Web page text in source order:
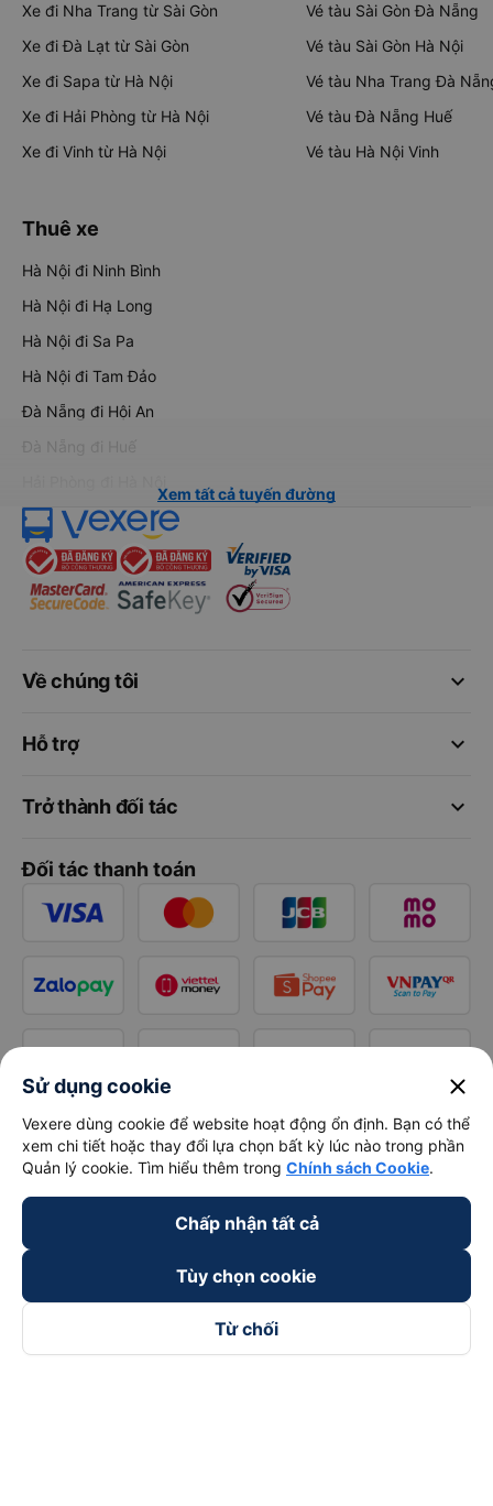
Xe đi Nha Trang từ Sài Gòn
Xe đi Đà Lạt từ Sài Gòn
Xe đi Sapa từ Hà Nội
Xe đi Hải Phòng từ Hà Nội
Xe đi Vinh từ Hà Nội
Vé tàu Sài Gòn Đà Nẵng
Vé tàu Sài Gòn Hà Nội
Vé tàu Nha Trang Đà
Vé tàu Đà Nẵng Huế
Vé tàu Hà Nội Vinh
Thuê xe
Hà Nội đi Ninh Bình
Hà Nội đi Hạ Long
Hà Nội đi Sa Pa
Hà Nội đi Tam Đảo
Đà Nẵng đi Hội An
Đà Nẵng đi Huế
Xem tất cả tuyến đường
keyboard_arrow_down
Về chúng tôi
keyboard_arrow_down
Hỗ trợ
keyboard_arrow_down
Trở thành đối tác
Đối tác thanh toán
Sử dụng cookie close
Vexere dùng cookie để website hoạt động ổn định. Bạn có thể
xem chi tiết hoặc thay đổi lựa chọn bất kỳ lúc nào trong phần
Quản lý cookie. Tìm hiểu thêm trong Chính sách Cookie.
Chấp nhận tất cả
Tùy chọn cookie
Từ chối